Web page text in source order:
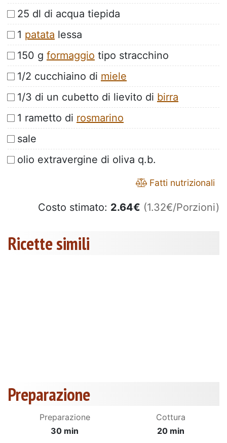
25 dl di acqua tiepida
1 patata lessa
150 g formaggio tipo stracchino
1/2 cucchiaino di miele
1/3 di un cubetto di lievito di birra
1 rametto di rosmarino
sale
olio extravergine di oliva q.b.
Fatti nutrizionali
Costo stimato: 2.64€ (1.32€/Porzioni)
Ricette simili
Preparazione
Preparazione
30 min
Cottura
20 min